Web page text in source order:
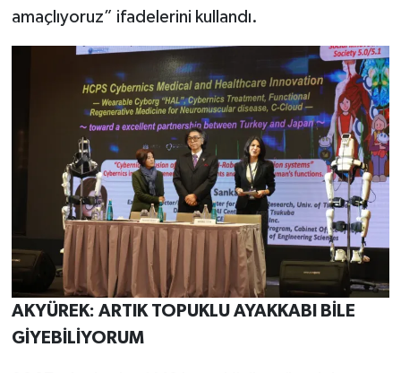
amaçlıyoruz” ifadelerini kullandı.
AKYÜREK: ARTIK TOPUKLU AYAKKABI BİLE
GİYEBİLİYORUM